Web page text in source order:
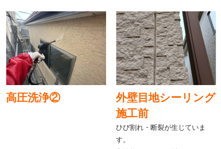
高圧洗浄②
外壁目地シーリング
施工前
ひび割れ・断裂が生じていま
す。